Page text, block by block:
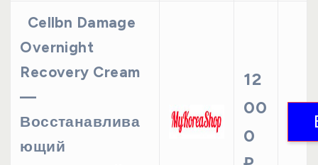
Cellbn Damage
Overnight
Recovery Cream
—
Восстанавлива
ющий
12
00
0